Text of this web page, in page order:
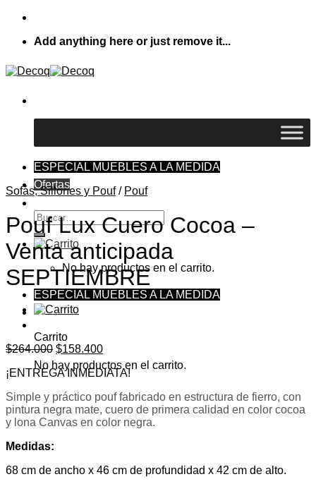
Skip
contentAdd anything here or just remove it...
ESPECIAL MUEBLES A LA MEDIDA
Ofertas
Buscar
por:
No hay productos en el carrito.
ESPECIAL MUEBLES A LA MEDIDA
Carrito
No hay productos en el carrito.
Sofás, Sillones y Pouf / Pouf
Pouf Lux Cuero Cocoa –
Venta anticipada
SEPTIEMBRE
$264.000 El
precio
original
$264.000.
$158.400El
precio
actual
$158.400.
¡ENTREGA INMEDIATA!
Simple y práctico pouf fabricado en estructura de fierro, con
pintura negra mate, cuero de primera calidad en color cocoa
y lona Canvas en color negra.
Medidas:
68 cm de ancho x 46 cm de profundidad x 42 cm de alto.